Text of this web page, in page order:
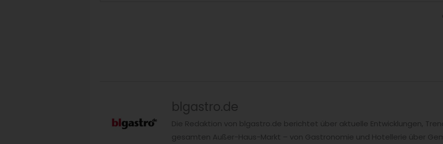
blgastro.de
Die Redaktion von blgastro.de berichtet über aktuelle Entwicklungen,
gesamten Außer-Haus-Markt – von Gastronomie und Hotellerie über